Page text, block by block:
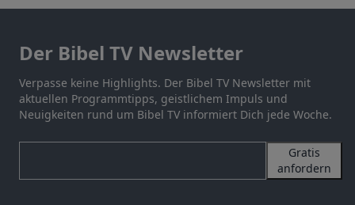
Der Bibel TV Newsletter
Verpasse keine Highlights. Der Bibel TV Newsletter mit
aktuellen Programmtipps, geistlichem Impuls und
Neuigkeiten rund um Bibel TV informiert Dich jede Woche.
Gratis
anfordern